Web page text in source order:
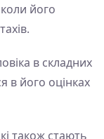
його
в складних
в його оцінках
також стають